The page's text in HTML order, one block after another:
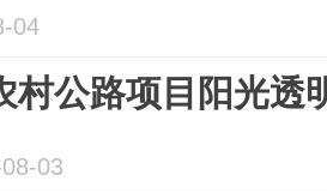
04
村公路项目阳光透
03